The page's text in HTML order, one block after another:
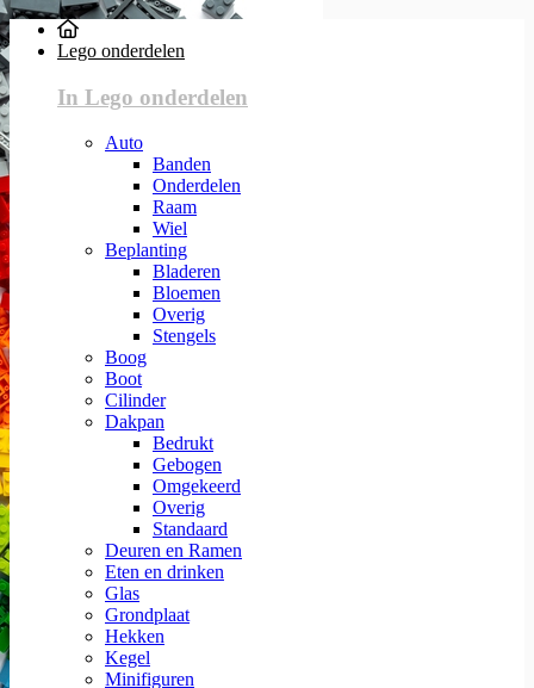
Lego onderdelen
In Lego onderdelen
Auto
Banden
Onderdelen
Raam
Wiel
Beplanting
Bladeren
Bloemen
Overig
Stengels
Boog
Boot
Cilinder
Dakpan
Bedrukt
Gebogen
Omgekeerd
Overig
Standaard
Deuren en Ramen
Eten en drinken
Glas
Grondplaat
Hekken
Kegel
Minifiguren